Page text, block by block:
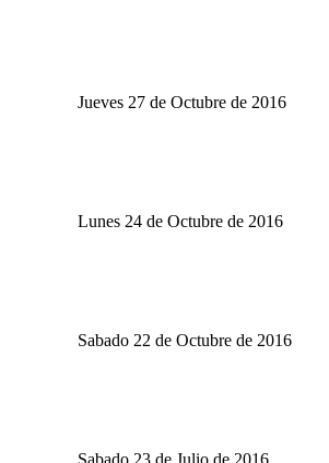
Jueves 27 de Octubre de 2016
Lunes 24 de Octubre de 2016
Sabado 22 de Octubre de 2016
Sabado 23 de Julio de 2016